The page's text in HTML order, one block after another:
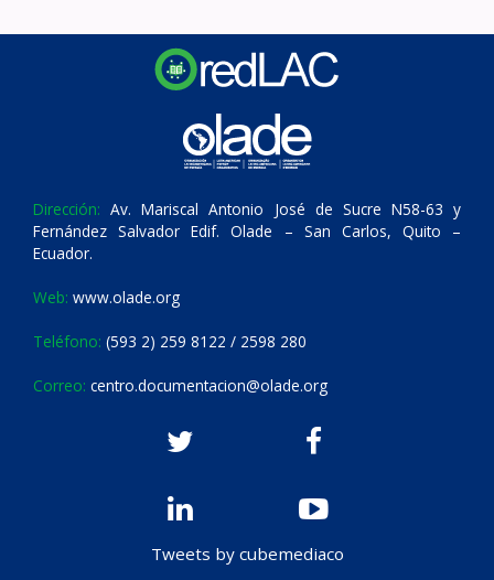
Dirección: Av. Mariscal Antonio José de Sucre N58-63 y
Fernández Salvador Edif. Olade – San Carlos, Quito –
Ecuador.
Web: www.olade.org
Teléfono: (593 2) 259 8122 / 2598 280
Correo: centro.documentacion@olade.org
Tweets by cubemediaco